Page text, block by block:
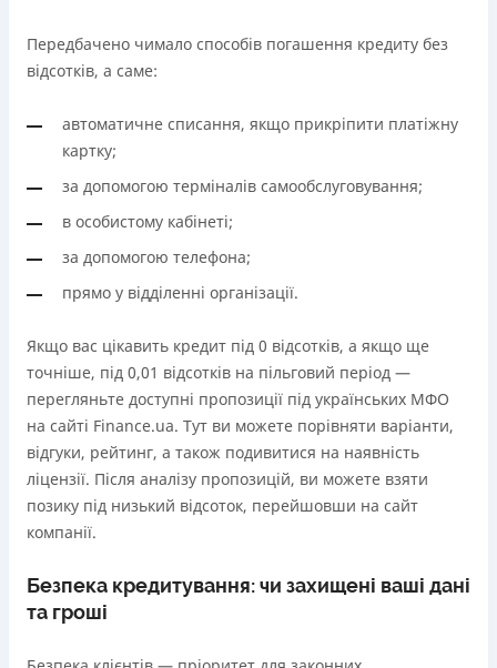
Передбачено чимало способів погашення кредиту без
відсотків, а саме:
автоматичне списання, якщо прикріпити платіжну
картку;
за допомогою терміналів самообслуговування;
в особистому кабінеті;
за допомогою телефона;
прямо у відділенні організації.
Якщо вас цікавить кредит під 0 відсотків, а якщо ще
точніше, під 0,01 відсотків на пільговий період —
перегляньте доступні пропозиції під українських МФО
на сайті Finance.ua. Тут ви можете порівняти варіанти,
відгуки, рейтинг, а також подивитися на наявність
ліцензії. Після аналізу пропозицій, ви можете взяти
позику під низький відсоток, перейшовши на сайт
компанії.
Безпека кредитування: чи захищені ваші дані
та гроші